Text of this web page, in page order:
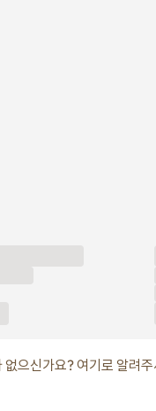
없으신가요? 여기로 알려